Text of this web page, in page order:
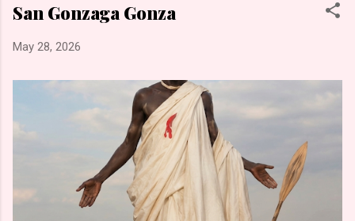
San Gonzaga Gonza
May 28, 2026